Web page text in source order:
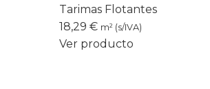
Tarimas Flotantes
18,29 € m² (s/IVA)
Ver producto